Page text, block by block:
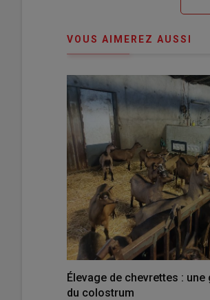
VOUS AIMEREZ AUSSI
Élevage de chevrettes :
du colostrum